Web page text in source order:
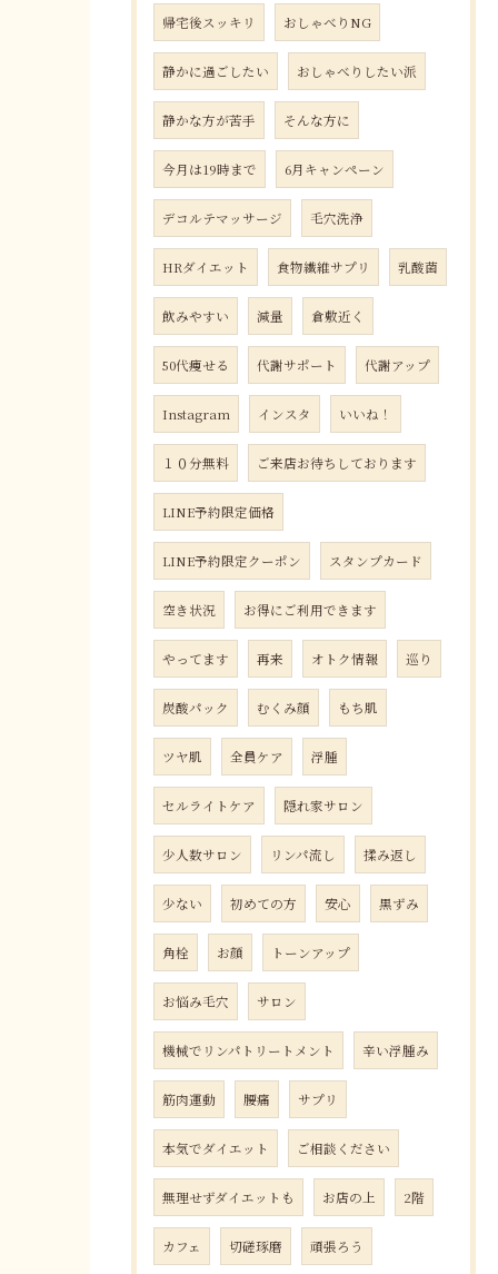
帰宅後スッキリ おしゃべりNG
静かに過ごしたい おしゃべりしたい派
静かな方が苦手 そんな方に
今月は19時まで 6月キャンペーン
デコルテマッサージ 毛穴洗浄
HRダイエット 食物繊維サプリ 乳酸菌
飲みやすい 減量 倉敷近く
50代痩せる 代謝サポート 代謝アップ
Instagram インスタ いいね！
１０分無料 ご来店お待ちしております
LINE予約限定価格
LINE予約限定クーポン スタンプカード
空き状況 お得にご利用できます
やってます 再来 オトク情報 巡り
炭酸パック むくみ顔 もち肌
ツヤ肌 全員ケア 浮腫
セルライトケア 隠れ家サロン
少人数サロン リンパ流し 揉み返し
少ない 初めての方 安心 黒ずみ
角栓 お顔 トーンアップ
お悩み毛穴 サロン
機械でリンパトリートメント 辛い浮腫み
筋肉運動 腰痛 サプリ
本気でダイエット ご相談ください
無理せずダイエットも お店の上 2階
カフェ 切磋琢磨 頑張ろう